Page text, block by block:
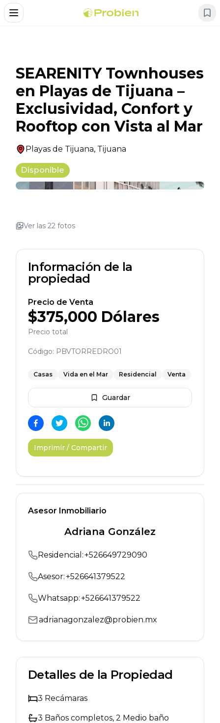
Alternar Menu
SEARENITY Townhouses
en Playas de Tijuana –
Exclusividad, Confort y
Rooftop con Vista al Mar
Playas de Tijuana, Tijuana
Disponible
Ver las 22 fotos
Información de la
propiedad
Precio de Venta
$375,000 Dólares
Precio total
Código: PBVTORREDRO01
Casas Vida en el Mar Residencial Venta
Guardar
Imprimir / Compartir
Asesor Inmobiliario
Adriana González
Residencial :+526649729090
Asesor:+526641379522
Whatsapp:+526641379522
adrianagonzalez@probien.mx
Detalles de la Propiedad
3 Recámaras
3 Baños completos, 2 Medio baño